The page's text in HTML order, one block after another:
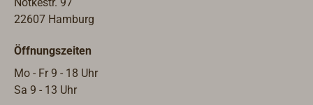
an Rohren mit einem Durchmesser
Geländer) befestigen.
22607 Hamburg
Öffnungszeiten
Mo - Fr 9 - 18 Uhr
Sa 9 - 13 Uhr